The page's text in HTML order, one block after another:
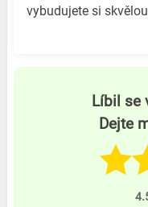
vybudujete si
Líbil se
Dejte